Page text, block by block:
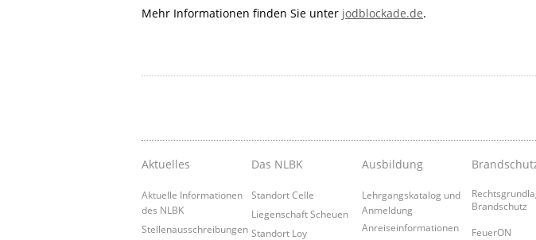
Mehr Informationen finden Sie unter jodblockade.de.
Aktuelles
Aktuelle Informationen
des NLBK
Stellenausschreibungen
Das NLBK
Standort Celle
Liegenschaft Scheuen
Standort Loy
Ausbildung
Lehrgangskatalog und
Anmeldung
Anreiseinformationen
Brandschutz
FeuerON